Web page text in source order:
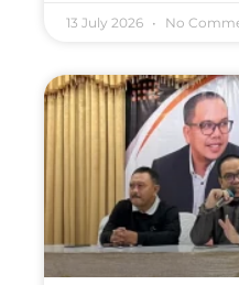
13 July 2026 No